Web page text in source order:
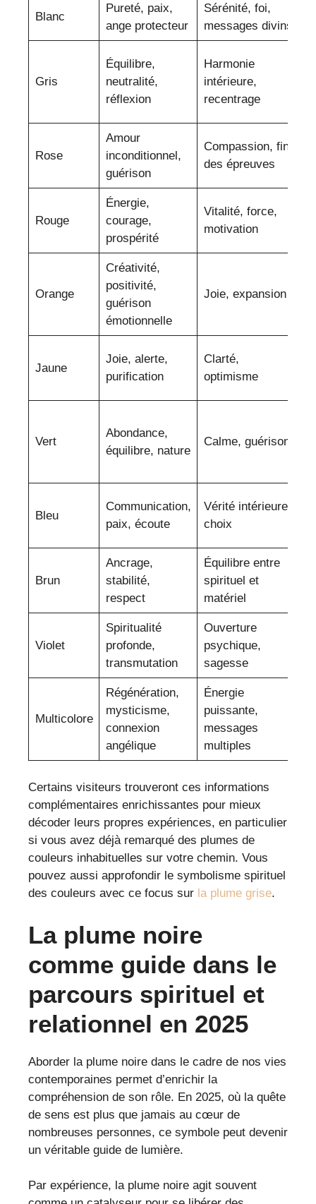
Blanc
Pureté, paix,
ange protecteur
Sérénité, foi,
messages divins
Gris
Équilibre,
neutralité,
réflexion
Harmonie
intérieure,
recentrage
Rose
Amour
inconditionnel,
guérison
Compassion, fin
des épreuves
Rouge
Énergie,
courage,
prospérité
Vitalité, force,
motivation
Orange
Créativité,
positivité,
guérison
émotionnelle
Joie, expansion
Jaune
Joie, alerte,
purification
Clarté,
optimisme
Vert
Abondance,
équilibre, nature
Calme, guérison
Bleu
Communication,
paix, écoute
Vérité intérieure,
choix
Brun
Ancrage,
stabilité,
respect
Équilibre entre
spirituel et
matériel
Violet
Spiritualité
profonde,
transmutation
Ouverture
psychique,
sagesse
Multicolore
Régénération,
mysticisme,
connexion
angélique
Énergie
puissante,
messages
multiples
Certains visiteurs trouveront ces informations
complémentaires enrichissantes pour mieux
décoder leurs propres expériences, en particulier
si vous avez déjà remarqué des plumes de
couleurs inhabituelles sur votre chemin. Vous
pouvez aussi approfondir le symbolisme spirituel
des couleurs avec ce focus sur la plume grise.
La plume noire
comme guide dans le
parcours spirituel et
relationnel en 2025
Aborder la plume noire dans le cadre de nos vies
contemporaines permet d’enrichir la
compréhension de son rôle. En 2025, où la quête
de sens est plus que jamais au cœur de
nombreuses personnes, ce symbole peut devenir
un véritable guide de lumière.
Par expérience, la plume noire agit souvent